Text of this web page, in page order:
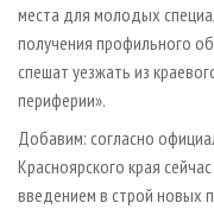
места для молодых
получения профильного
спешат уезжать из
периферии».
Добавим: согласно
Красноярского края
введением в строй новых